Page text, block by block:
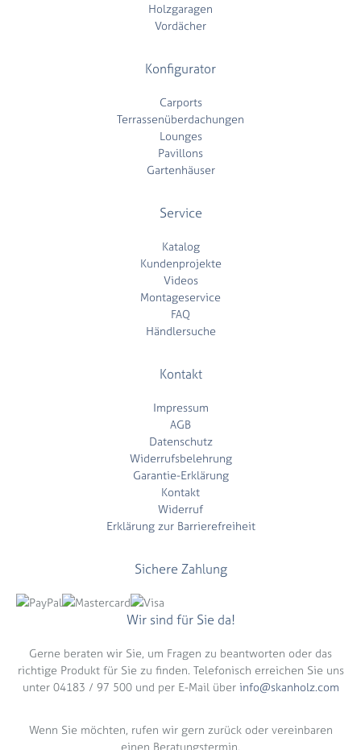
Holzgaragen
Vordächer
Konfigurator
Carports
Terrassenüberdachungen
Lounges
Pavillons
Gartenhäuser
Service
Katalog
Kundenprojekte
Videos
Montageservice
FAQ
Händlersuche
Kontakt
Impressum
AGB
Datenschutz
Widerrufsbelehrung
Garantie-Erklärung
Kontakt
Widerruf
Erklärung zur Barrierefreiheit
Sichere Zahlung
Wir sind für Sie da!
Gerne beraten wir Sie, um Fragen zu beantworten oder das
richtige Produkt für Sie zu finden. Telefonisch erreichen Sie uns
unter 04183 / 97 500 und per E-Mail über info@skanholz.com
Wenn Sie möchten, rufen wir gern zurück oder vereinbaren
einen Beratungstermin.